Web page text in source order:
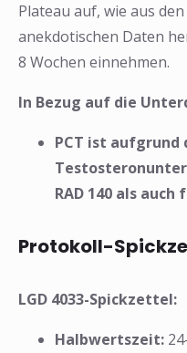
Plateau auf, wie aus
anekdotischen Daten
8 Wochen einnehmen.
In Bezug auf die
PCT ist aufgrund
RAD 140 als
Protokoll-
LGD 4033-Spickzettel:
Halbwertszeit: